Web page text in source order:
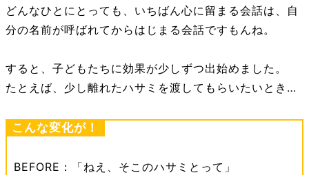
どんなひとにとっても、いちばん心に留まる会話は、自
分の名前が呼ばれてからはじまる会話ですもんね。
すると、子どもたちに効果が少しずつ出始めました。
たとえば、少し離れたハサミを渡してもらいたいとき…
こんな変化が！
BEFORE：「ねえ、そこのハサミとって」